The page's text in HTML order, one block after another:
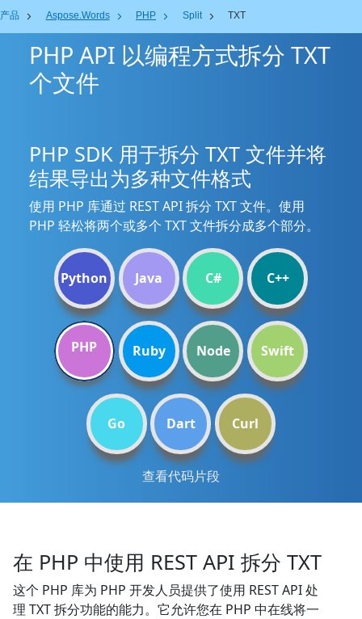
产品 Aspose.Words PHP Split TXT
PHP API 以编程方式拆分 TXT
个文件
PHP SDK 用于拆分 TXT 文件并将
结果导出为多种文件格式
使用 PHP 库通过 REST API 拆分 TXT 文件。使用
PHP 轻松将两个或多个 TXT 文件拆分成多个部分。
Python Java C# C++
PHP Ruby Node Swift
Go Dart Curl
查看代码片段
在 PHP 中使用 REST API 拆分 TXT
这个 PHP 库为 PHP 开发人员提供了使用 REST API 处
理 TXT 拆分功能的能力。它允许您在 PHP 中在线将一